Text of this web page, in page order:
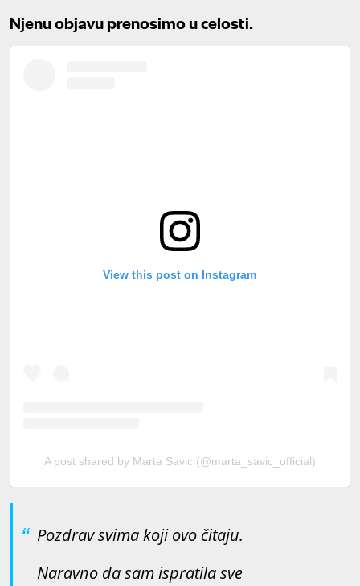
Njenu objavu prenosimo u celosti.
View this post on Instagram
A post shared by Marta Savic (@marta_savic_official)
Pozdrav svima koji ovo čitaju.
Naravno da sam ispratila sve